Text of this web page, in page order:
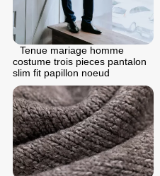
Tenue mariage homme
costume trois pieces pantalon
slim fit papillon noeud